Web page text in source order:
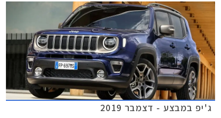
ג'יפ במבצע - דצמבר 2019